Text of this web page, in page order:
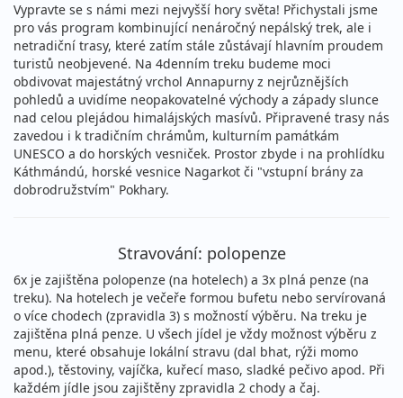
Vypravte se s námi mezi nejvyšší hory světa! Přichystali jsme
pro vás program kombinující nenáročný nepálský trek, ale i
netradiční trasy, které zatím stále zůstávají hlavním proudem
turistů neobjevené. Na 4denním treku budeme moci
obdivovat majestátný vrchol Annapurny z nejrůznějších
pohledů a uvidíme neopakovatelné východy a západy slunce
nad celou plejádou himalájských masívů. Připravené trasy nás
zavedou i k tradičním chrámům, kulturním památkám
UNESCO a do horských vesniček. Prostor zbyde i na prohlídku
Káthmándú, horské vesnice Nagarkot či "vstupní brány za
dobrodružstvím" Pokhary.
Stravování: polopenze
6x je zajištěna polopenze (na hotelech) a 3x plná penze (na
treku). Na hotelech je večeře formou bufetu nebo servírovaná
o více chodech (zpravidla 3) s možností výběru. Na treku je
zajištěna plná penze. U všech jídel je vždy možnost výběru z
menu, které obsahuje lokální stravu (dal bhat, rýži momo
apod.), těstoviny, vajíčka, kuřecí maso, sladké pečivo apod. Při
každém jídle jsou zajištěny zpravidla 2 chody a čaj.